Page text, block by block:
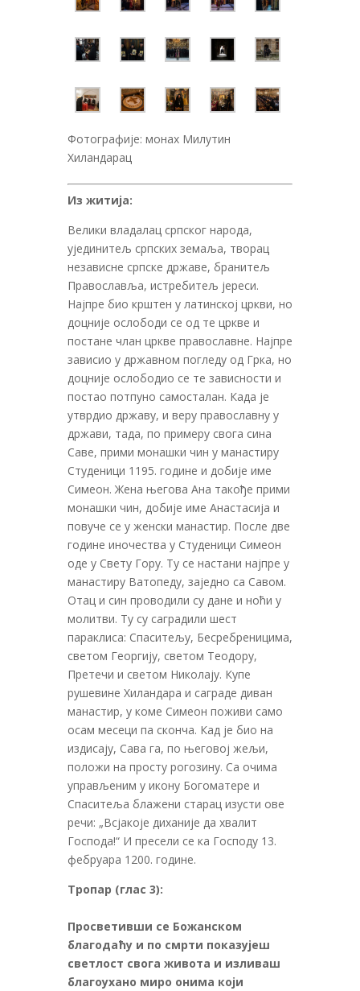
Фотографије: монах Милутин
Хиландарац
Из житија:
Велики владалац српског народа,
ујединитељ српских земаља, творац
независне српске државе, бранитељ
Православља, истребитељ јереси.
Најпре био крштен у латинској цркви, но
доцније ослободи се од те цркве и
постане члан цркве православне. Најпре
зависио у државном погледу од Грка, но
доцније ослободио се те зависности и
постао потпуно самосталан. Када је
утврдио државу, и веру православну у
држави, тада, по примеру свога сина
Саве, прими монашки чин у манастиру
Студеници 1195. године и добије име
Симеон. Жена његова Ана такође прими
монашки чин, добије име Анастасија и
повуче се у женски манастир. После две
године иночества у Студеници Симеон
оде у Свету Гору. Ту се настани најпре у
манастиру Ватопеду, заједно са Савом.
Отац и син проводили су дане и ноћи у
молитви. Ту су саградили шест
параклиса: Спаситељу, Бесребреницима,
светом Георгију, светом Теодору,
Претечи и светом Николају. Купе
рушевине Хиландара и саграде диван
манастир, у коме Симеон поживи само
осам месеци па сконча. Кад је био на
издисају, Сава га, по његовој жељи,
положи на просту рогозину. Са очима
управљеним у икону Богоматере и
Спаситеља блажени старац изусти ове
речи: „Всјакоје диханије да хвалит
Господа!“ И пресели се ка Господу 13.
фебруара 1200. године.
Тропар (глас 3):
Просветивши се Божанском
благодаћу и по смрти показујеш
светлост свога живота и изливаш
благоухано миро онима који